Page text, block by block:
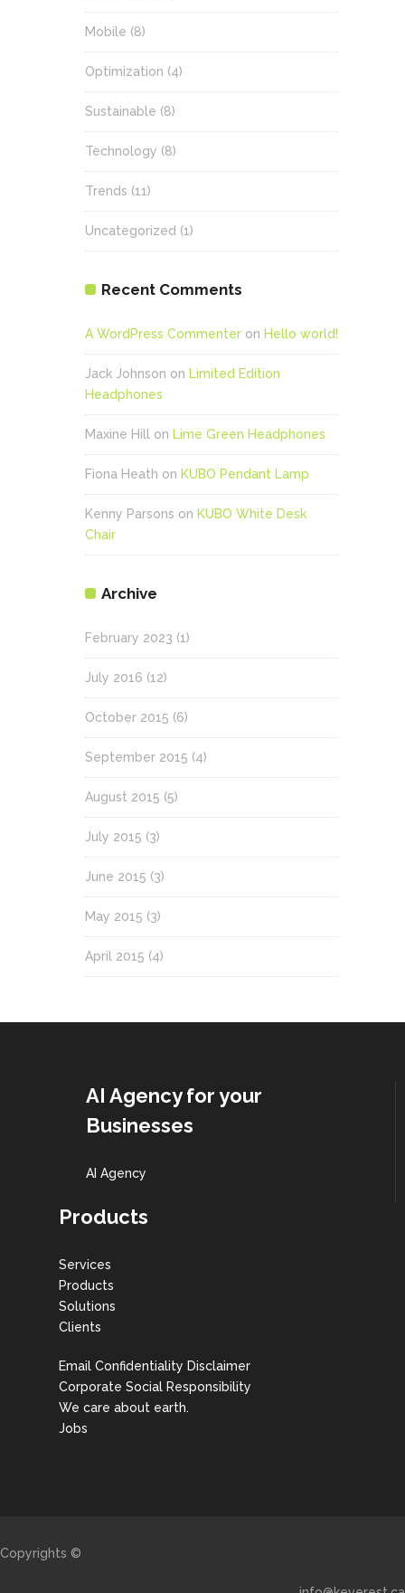
Mobile (8)
Optimization (4)
Sustainable (8)
Technology (8)
Trends (11)
Uncategorized (1)
Recent Comments
A WordPress Commenter on Hello world!
Jack Johnson on Limited Edition
Headphones
Maxine Hill on Lime Green Headphones
Fiona Heath on KUBO Pendant Lamp
Kenny Parsons on KUBO White Desk
Chair
Archive
February 2023 (1)
July 2016 (12)
October 2015 (6)
September 2015 (4)
August 2015 (5)
July 2015 (3)
June 2015 (3)
May 2015 (3)
April 2015 (4)
AI Agency for your
Businesses
AI Agency
Products
Services
Products
Solutions
Clients
Email Confidentiality Disclaimer
Corporate Social Responsibility
We care about earth.
Jobs
Copyrights ©